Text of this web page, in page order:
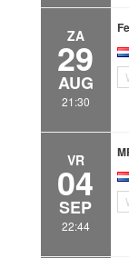
ZA
29
AUG
21:30
VR
04
SEP
22:44